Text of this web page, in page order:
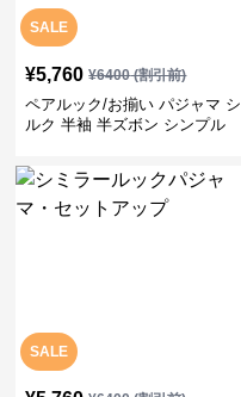
SALE
¥5,760 ¥6400(割引前)
ペアルック/お揃い パジャマ シ
ルク 半袖 半ズボン シンプル
SALE